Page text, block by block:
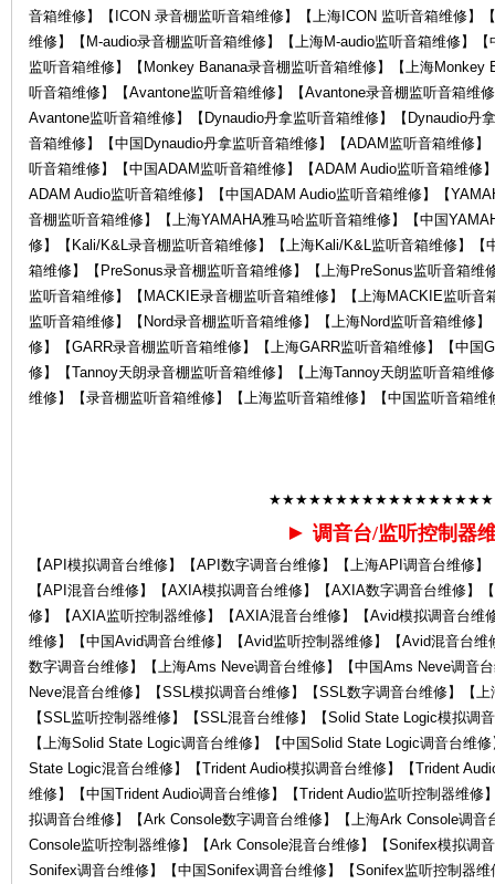
音箱维修】【ICON 录音棚监听音箱维修】【上海ICON 监听音箱维修】
维修】【M-audio录音棚监听音箱维修】【上海M-audio监听音箱维修】
监听音箱维修】【Monkey Banana录音棚监听音箱维修】【上海
听音箱维修】【Avantone监听音箱维修】【Avantone录音棚监听音箱维
Avantone监听音箱维修】【Dynaudio丹拿监听音箱维修】【Dynaudio丹
音箱维修】【中国Dynaudio丹拿监听音箱维修】【ADAM监听音箱维修
听音箱维修】【中国ADAM监听音箱维修】【ADAM Audio监听音箱维修
ADAM Audio监听音箱维修】【中国ADAM Audio监听音箱维修】【
音棚监听音箱维修】【上海YAMAHA雅马哈监听音箱维修】【中国
修】【Kali/K&L录音棚监听音箱维修】【上海Kali/K&L监听音箱维修】
箱维修】【PreSonus录音棚监听音箱维修】【上海PreSonus监听音箱
监听音箱维修】【MACKIE录音棚监听音箱维修】【上海MACKIE监听
监听音箱维修】【Nord录音棚监听音箱维修】【上海Nord监听音箱维修
修】【GARR录音棚监听音箱维修】【上海GARR监听音箱维修】【中国
修】【Tannoy天朗录音棚监听音箱维修】【上海Tannoy天朗监听音箱维
维修】【录音棚监听音箱维修】【上海监听音箱维修】【中国监听音箱维
► 调音台/监听控制器
【API模拟调音台维修】【API数字调音台维修】【上海API调音台维修
【API混音台维修】【AXIA模拟调音台维修】【AXIA数字调音台维修】
修】【AXIA监听控制器维修】【AXIA混音台维修】【Avid模拟调音台维
维修】【中国Avid调音台维修】【Avid监听控制器维修】【Avid混音台
数字调音台维修】【上海Ams Neve调音台维修】【中国Ams Neve调音
Neve混音台维修】【SSL模拟调音台维修】【SSL数字调音台维修】【
【SSL监听控制器维修】【SSL混音台维修】【Solid State Logic模拟调
【上海Solid State Logic调音台维修】【中国Solid State Logic调音台维
State Logic混音台维修】【Trident Audio模拟调音台维修】【Trident
维修】【中国Trident Audio调音台维修】【Trident Audio监听控制器维修
拟调音台维修】【Ark Console数字调音台维修】【上海Ark Console调
Console监听控制器维修】【Ark Console混音台维修】【Sonifex模拟调
Sonifex调音台维修】【中国Sonifex调音台维修】【Sonifex监听控制器